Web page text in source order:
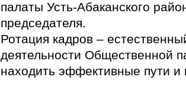
палаты Усть-Абаканского
председателя.
Ротация кадров –
деятельности Общественной
находить эффективные пути